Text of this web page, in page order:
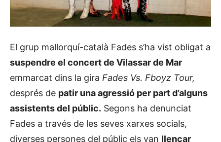
El grup mallorquí-català Fades s’ha vist obligat a
suspendre el concert de Vilassar de Mar
emmarcat dins la gira Fades Vs. Fboyz Tour,
després de patir una agressió per part d’alguns
assistents del públic. Segons ha denunciat
Fades a través de les seves xarxes socials,
diverses persones del públic els van llençar